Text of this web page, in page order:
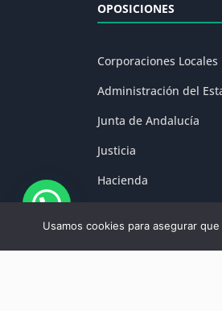
OPOSICIONES
Corporaciones Locales
Administración del
Junta de Andalucía
Justicia
Hacienda
Usamos cookies para asegurar